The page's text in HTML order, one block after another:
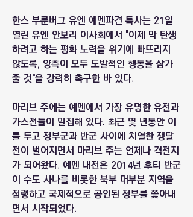
한스 부룬버그 유엔 예멘파견 특사는 21일
열린 유엔 안보리 이사회에서 "이제 막 탄생
하려고 하는 평화 노력을 위기에 빠뜨리지
않도록, 양측이 모두 도발적인 행동을 삼가
줄 것"을 강력히 촉구한 바 있다.
마리브 주에는 예멘에서 가장 유명한 유전과
가스전들이 밀집해 있다. 최근 몇 년동안 이
를 두고 정부군과 반군 사이에 치열한 쟁탈
전이 벌어지면서 마리브 주는 언제나 격전지
가 되어왔다. 예멘 내전은 2014년 후티 반군
이 수도 사나를 비롯한 북부 대부분 지역을
점령하고 국제적으로 공인된 정부를 쫓아내
면서 시작되었다.